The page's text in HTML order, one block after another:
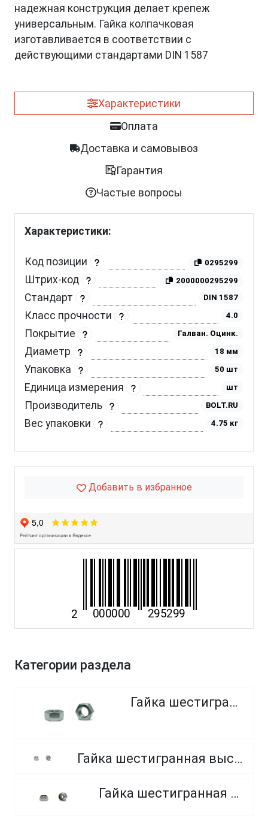
надежная конструкция делает крепеж
универсальным. Гайка колпачковая
изготавливается в соответствии с
действующими стандартами DIN 1587
Характеристики
Оплата
Доставка и самовывоз
Гарантия
Частые вопросы
Характеристики:
Код позиции 0295299
Штрих-код 2000000295299
Стандарт DIN 1587
Класс прочности 4.0
Покрытие Галван. Оцинк.
Диаметр 18 мм
Упаковка 50 шт
Единица измерения шт
Производитель BOLT.RU
Вес упаковки 4.75 кг
Добавить в избранное
Категории раздела
Гайка шестигранная
Гайка шестигранная высокопрочная, класс прочности 8.0, 10.0 и 12.0
Гайка шестигранная самоконтрящаяся